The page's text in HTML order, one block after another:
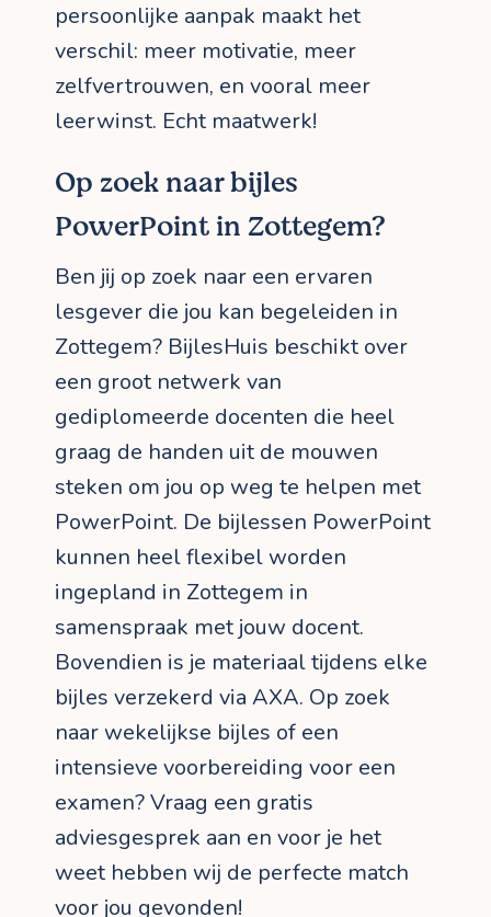
persoonlijke aanpak maakt het
verschil: meer motivatie, meer
zelfvertrouwen, en vooral meer
leerwinst. Echt maatwerk!
Op zoek naar bijles
PowerPoint in Zottegem?
Ben jij op zoek naar een ervaren
lesgever die jou kan begeleiden in
Zottegem? BijlesHuis beschikt over
een groot netwerk van
gediplomeerde docenten die heel
graag de handen uit de mouwen
steken om jou op weg te helpen met
PowerPoint. De bijlessen PowerPoint
kunnen heel flexibel worden
ingepland in Zottegem in
samenspraak met jouw docent.
Bovendien is je materiaal tijdens elke
bijles verzekerd via AXA. Op zoek
naar wekelijkse bijles of een
intensieve voorbereiding voor een
examen? Vraag een gratis
adviesgesprek aan en voor je het
weet hebben wij de perfecte match
voor jou gevonden!